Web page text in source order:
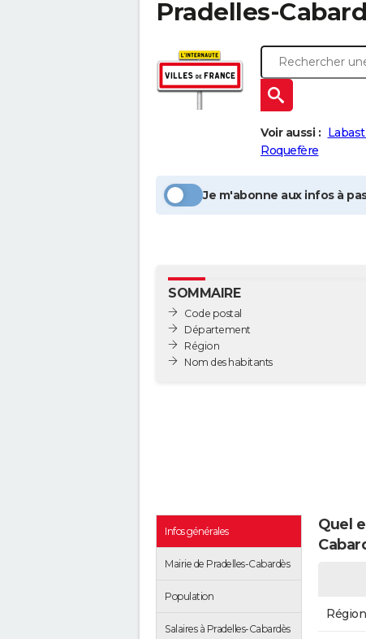
Pradelles-
Voir aussi :
Roquefère
Je m'abonne aux infos à
SOMMAIRE
Code postal
Département
Région
Nom des habitants
Infos générales
Mairie de Pradelles-Cabardès
Population
Salaires à Pradelles-Cabardès
Quel
Région